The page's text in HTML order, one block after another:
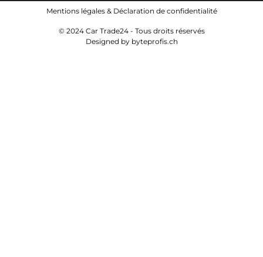
Mentions légales& Déclaration de confidentialité
© 2024 Car Trade24 - Tous droits réservés
Designed by byteprofis.ch